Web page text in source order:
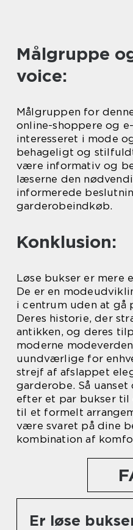
Målgruppe
voice:
Målgruppen for
online-shoppere og
interesseret i mode
behageligt og
være informativ og
læserne den
informerede
garderobeindkøb.
Konklusion:
Løse bukser er mere
De er en
i centrum uden at gå
Deres historie, der
antikken, og deres
moderne
uundværlige for
strejf af afslappet
garderobe. Så
efter et par bukser til
til et formelt
være svaret på dine
kombination af
Er løse